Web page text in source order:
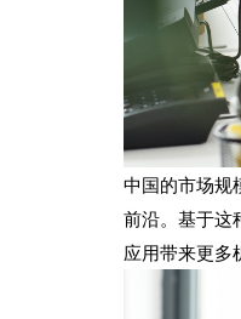
中国的市场规
前沿。基于这
应用带来更多